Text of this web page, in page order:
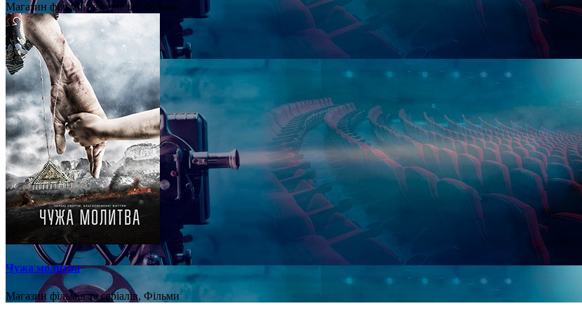
Магазин фільмів та серіалів, Фільми
Чужа молитва
Магазин фільмів та серіалів, Фільми